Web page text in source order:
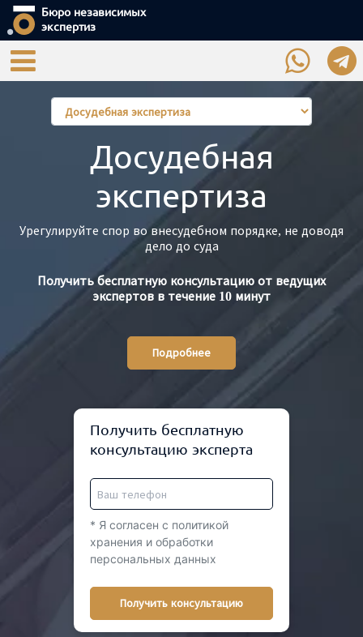
Бюро независимых
экспертиз
Досудебная
экспертиза
Урегулируйте спор во внесудебном порядке, не доводя
дело до суда
Получить бесплатную консультацию от ведущих
экспертов в течение 10 минут
Подробнее
Получить бесплатную
консультацию эксперта
* Я согласен с политикой
хранения и обработки
персональных данных
Получить консультацию